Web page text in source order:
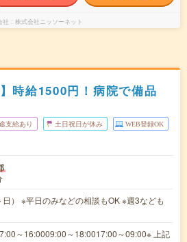
社 株式会社ニッソーネット
時給1500円！病院で備品
支給あり 土日祝日が休み WEB登録OK
） ※平日のみなどの相談もOK ※週3なども
～16:0009:00～18:0017:00～09:00※ 上記